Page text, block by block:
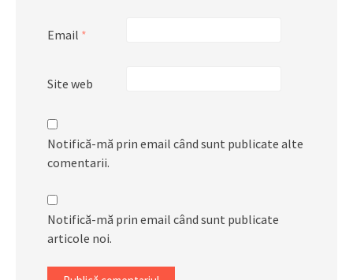
Email *
Site web
Notifică-mă prin email când sunt publicate alte
comentarii.
Notifică-mă prin email când sunt publicate
articole noi.